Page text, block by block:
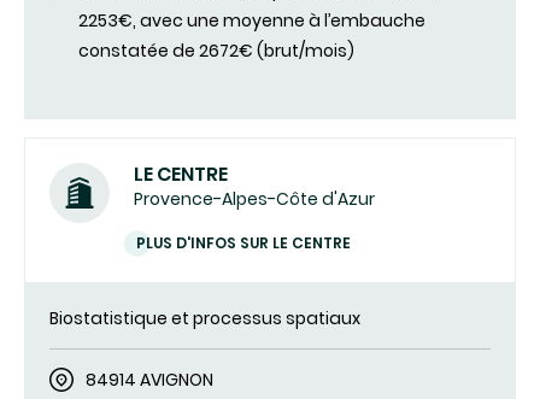
2253€, avec une moyenne à l’embauche
constatée de 2672€ (brut/mois)
LE CENTRE
Provence-Alpes-Côte d'Azur
PLUS D'INFOS SUR LE CENTRE
Biostatistique et processus spatiaux
84914 AVIGNON